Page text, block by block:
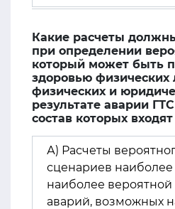
Какие расчеты
при определении
который может быть
здоровью
физических и
результате аварии
состав которых
А) Расчеты
сценариев
наиболее вероятной
аварий, возможных